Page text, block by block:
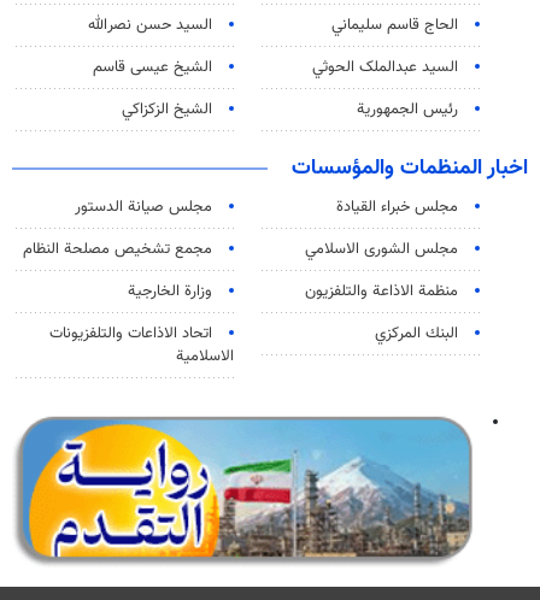
الحاج قاسم سليماني
السيد حسن نصرالله
السید عبدالملک الحوثي
الشيخ عيسى قاسم
رئيس الجمهورية
الشيخ الزكزاكي
اخبار المنظمات والمؤسسات
مجلس خبراء القيادة
مجلس صيانة الدستور
مجلس الشورى الاسلامي
مجمع تشخيص مصلحة النظام
منظمة الاذاعة والتلفزیون
وزارة الخارجية
البنك المركزي
اتحاد الاذاعات والتلفزيونات
الاسلامية